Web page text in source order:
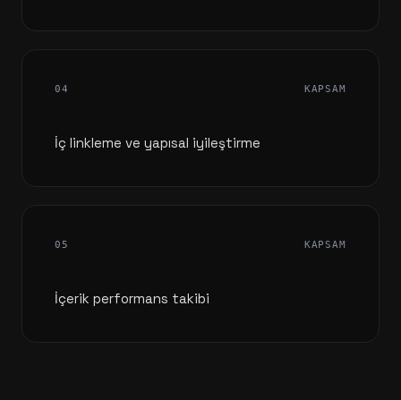
04 KAPSAM
İç linkleme ve yapısal iyileştirme
05 KAPSAM
İçerik performans takibi